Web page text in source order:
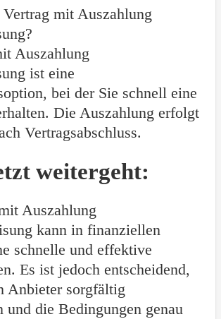
Vertrag mit Auszahlung
Auszahlung
ist eine
bei der Sie schnell eine
Die Auszahlung erfolgt
Vertragsabschluss.
weitergeht:
Auszahlung
kann in finanziellen
schnelle und effektive
Es ist jedoch entscheidend,
Anbieter sorgfältig
und die Bedingungen genau